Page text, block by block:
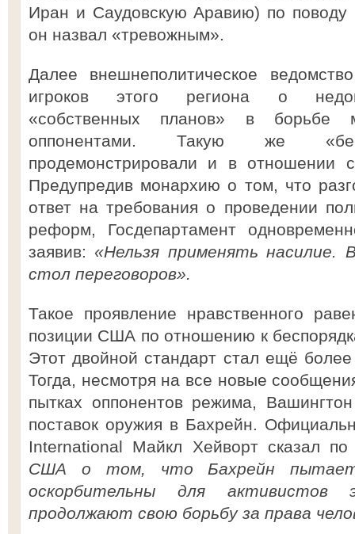
Иран и Саудовскую Аравию) по поводу
он назвал «тревожным».
Далее внешнеполитическое
игроков этого региона о
«собственных планов» в
оппонентами. Такую же
продемонстрировали и в отношении
Предупредив монархию о том, что
ответ на требования о проведении
реформ, Госдепартамент
заявив:«Нельзя применять насилие.
стол переговоров».
Такое проявление нравственного
позиции США по отношению к
Этот двойной стандарт стал ещё
Тогда, несмотря на все новые
пытках оппонентов режима,
поставок оружия в Бахрейн.
International Майкл Хейворт сказал
США о том, что Бахрейн
оскорбительны для
продолжают свою борьбу за права